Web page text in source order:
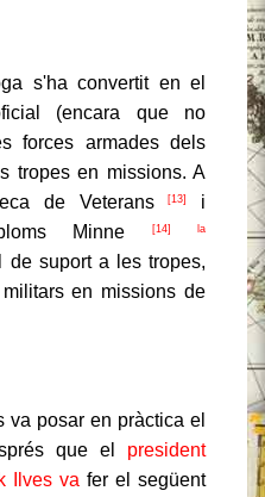
s'ha convertit en el
(encara que no
forces armades dels
tropes en missions. A
de Veterans[13]
i
Minne[14] la
de suport a les tropes,
en missions de
posar en pràctica el
que el president
Ilves va fer el següent